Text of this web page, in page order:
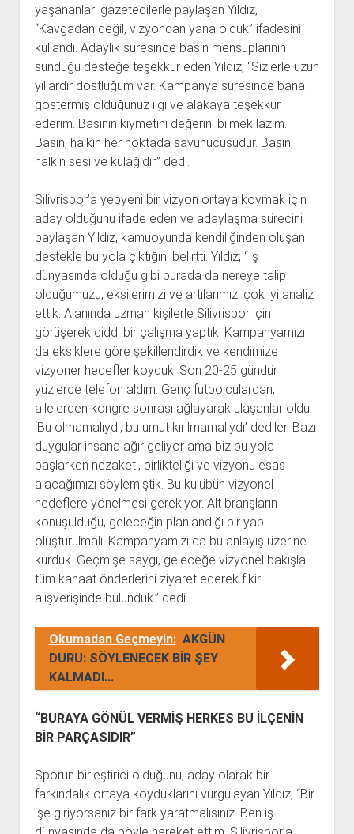
yaşananları gazetecilerle paylaşan Yıldız,
“Kavgadan değil, vizyondan yana olduk” ifadesini
kullandı. Adaylık süresince basın mensuplarının
sunduğu desteğe teşekkür eden Yıldız, “Sizlerle uzun
yıllardır dostluğum var. Kampanya süresince bana
göstermiş olduğunuz ilgi ve alakaya teşekkür
ederim. Basının kıymetini değerini bilmek lazım.
Basın, halkın her noktada savunucusudur. Basın,
halkın sesi ve kulağıdır.” dedi.
Silivrispor’a yepyeni bir vizyon ortaya koymak için
aday olduğunu ifade eden ve adaylaşma sürecini
paylaşan Yıldız, kamuoyunda kendiliğinden oluşan
destekle bu yola çıktığını belirtti. Yıldız; “İş
dünyasında olduğu gibi burada da nereye talip
olduğumuzu, eksilerimizi ve artılarımızı çok iyi analiz
ettik. Alanında uzman kişilerle Silivrispor için
görüşerek ciddi bir çalışma yaptık. Kampanyamızı
da eksiklere göre şekillendirdik ve kendimize
vizyoner hedefler koyduk. Son 20-25 gündür
yüzlerce telefon aldım. Genç futbolculardan,
ailelerden kongre sonrası ağlayarak ulaşanlar oldu.
‘Bu olmamalıydı, bu umut kırılmamalıydı’ dediler. Bazı
duygular insana ağır geliyor ama biz bu yola
başlarken nezaketi, birlikteliği ve vizyonu esas
alacağımızı söylemiştik. Bu kulübün vizyonel
hedeflere yönelmesi gerekiyor. Alt branşların
konuşulduğu, geleceğin planlandığı bir yapı
oluşturulmalı. Kampanyamızı da bu anlayış üzerine
kurduk. Geçmişe saygı, geleceğe vizyonel bakışla
tüm kanaat önderlerini ziyaret ederek fikir
alışverişinde bulunduk.” dedi.
Okumadan Geçmeyin: AKGÜN
DURU: SÖYLENECEK BİR ŞEY
KALMADI...
“BURAYA GÖNÜL VERMİŞ HERKES BU İLÇENİN
BİR PARÇASIDIR”
Sporun birleştirici olduğunu, aday olarak bir
farkındalık ortaya koyduklarını vurgulayan Yıldız, “Bir
işe giriyorsanız bir fark yaratmalısınız. Ben iş